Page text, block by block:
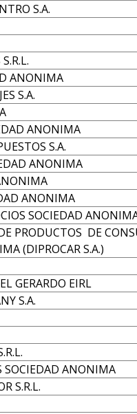
S.A.
ANONIMA
S.A.
ANONIMA
S.A.
ANONIMA
ANONIMA
SOCIEDAD
PRODUCTOS DE
(DIPROCAR S.A.)
GERARDO EIRL
S.A.
SOCIEDAD ANONIMA
S.R.L.